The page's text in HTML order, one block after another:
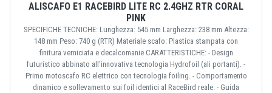
ALISCAFO E1 RACEBIRD LITE RC 2.4GHZ RTR CORAL
PINK
SPECIFICHE TECNICHE: Lunghezza: 545 mm Larghezza: 238 mm Altezza:
148 mm Peso: 740 g (RTR) Materiale scafo: Plastica stampata con
finitura verniciata e decalcomanie CARATTERISTICHE: - Design
futuristico abbinato all'innovativa tecnologia Hydrofoil (ali portanti). -
Primo motoscafo RC elettrico con tecnologia foiling. - Comportamento
dinamico e sollevamento sui foil identici al RaceBird reale. - Guida